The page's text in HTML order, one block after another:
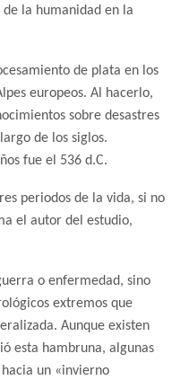
la humanidad en la
de plata en los
europeos. Al hacerlo,
sobre desastres
de los siglos.
fue el 536 d.C.
periodos de la vida, si no
el autor del estudio,
o enfermedad, sino
extremos que
Aunque existen
esta hambruna, algunas
un «invierno